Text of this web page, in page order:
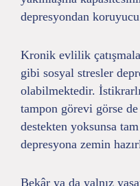
depresyondan
Kronik evlilik
gibi sosyal stresler
olabilmektedir.
tampon görevi görse
destekten yoksunsa
depresyona zemin
Bekâr ya da yalnız